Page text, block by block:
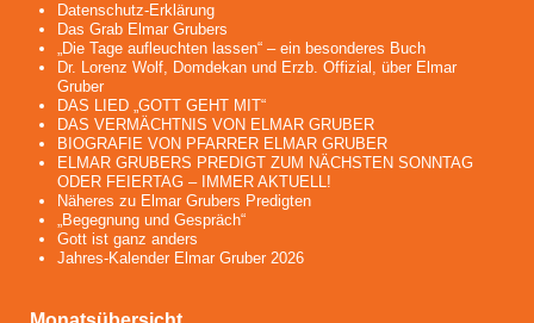
Datenschutz-Erklärung
Das Grab Elmar Grubers
„Die Tage aufleuchten lassen“ – ein besonderes Buch
Dr. Lorenz Wolf, Domdekan und Erzb. Offizial, über Elmar
Gruber
DAS LIED „GOTT GEHT MIT“
DAS VERMÄCHTNIS VON ELMAR GRUBER
BIOGRAFIE VON PFARRER ELMAR GRUBER
ELMAR GRUBERS PREDIGT ZUM NÄCHSTEN SONNTAG
ODER FEIERTAG – IMMER AKTUELL!
Näheres zu Elmar Grubers Predigten
„Begegnung und Gespräch“
Gott ist ganz anders
Jahres-Kalender Elmar Gruber 2026